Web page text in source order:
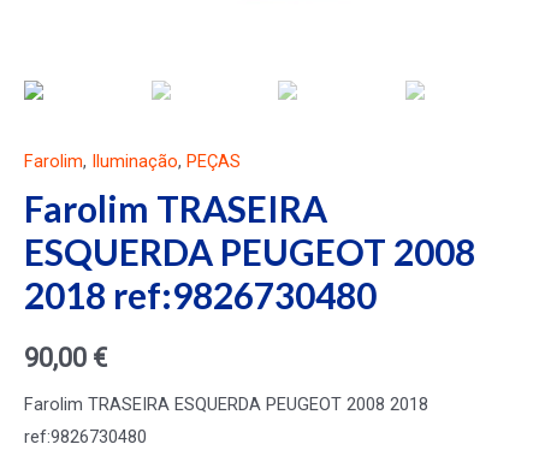
Farolim, Iluminação, PEÇAS
Farolim TRASEIRA
ESQUERDA PEUGEOT 2008
2018 ref:9826730480
90,00 €
Farolim TRASEIRA ESQUERDA PEUGEOT 2008 2018
ref:9826730480